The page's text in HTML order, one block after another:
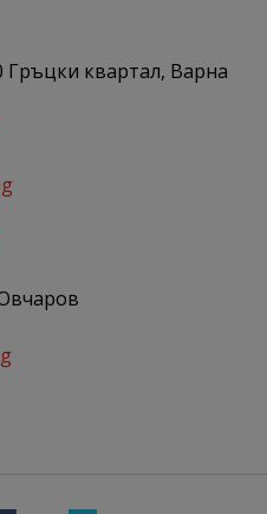
Гръцки квартал, Варна